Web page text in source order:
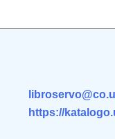
https://